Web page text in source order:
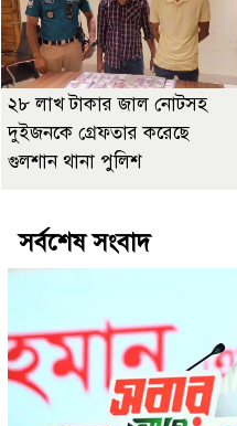
২৮ লাখ টাকার জাল নোটসহ
দুইজনকে গ্রেফতার করেছে
গুলশান থানা পুলিশ
সর্বশেষ সংবাদ